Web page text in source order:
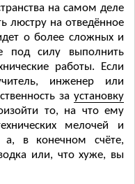
на самом деле
люстру на отведённое
о более сложных и
под силу выполнить
работы. Если
инженер или
за установку
то, на что ему
мелочей и
а, в конечном счёте,
или, что хуже, вы